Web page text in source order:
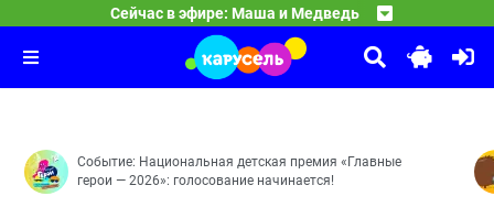
Сейчас в эфире: Маша и Медведь
Круги на траве — Пикник в сиреневых тонах —
17:30
Смешарики
Принц для Нюши — Двигатель прогресса — Как
Оранжевая корова
Средние века — Розыгрыш — Грабли — Робот —
Событие: Национальная детская премия «Главные
герои — 2026»: голосование начинается!